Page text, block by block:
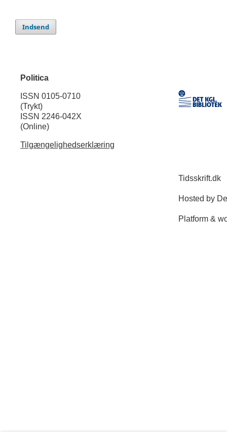
Indsend
Politica
ISSN 0105-0710
(Trykt)
ISSN 2246-042X
(Online)
Tilgængelighedserklæring